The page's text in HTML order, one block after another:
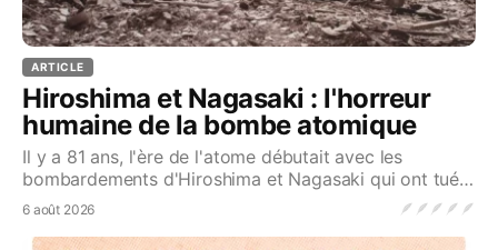
ARTICLE
Hiroshima et Nagasaki : l'horreur
humaine de la bombe atomique
Il y a 81 ans, l'ère de l'atome débutait avec les
bombardements d'Hiroshima et Nagasaki qui ont tué
plus de 200 000 personnes...Source
6 août 2026 🪶 🪶 🪶 🪶 🪶